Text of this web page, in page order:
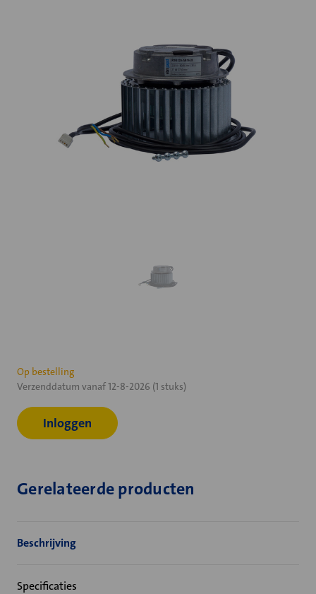
Huidige
voorraad:
Op bestelling
Verzenddatum vanaf 12-8-2026 (1 stuks)
Inloggen
Gerelateerde producten
Beschrijving
Specificaties